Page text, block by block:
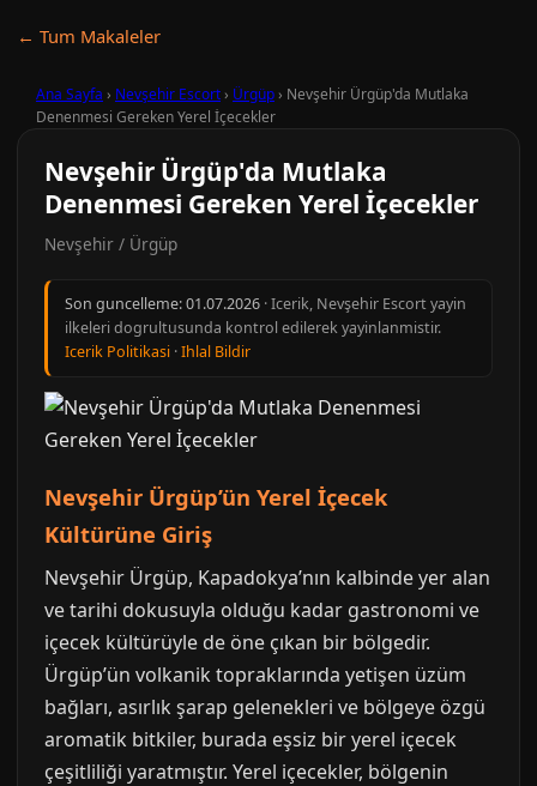
← Tum Makaleler
Ana Sayfa › Nevşehir Escort› Ürgüp› Nevşehir Ürgüp'da Mutlaka
Denenmesi Gereken Yerel İçecekler
Nevşehir Ürgüp'da Mutlaka
Denenmesi Gereken Yerel İçecekler
Nevşehir / Ürgüp
Son guncelleme:01.07.2026 · Icerik, Nevşehir Escort yayin
ilkeleri dogrultusunda kontrol edilerek yayinlanmistir.
Icerik Politikasi ·Ihlal Bildir
Nevşehir Ürgüp’ün Yerel İçecek
Kültürüne Giriş
Nevşehir Ürgüp, Kapadokya’nın kalbinde yer alan
ve tarihi dokusuyla olduğu kadar gastronomi ve
içecek kültürüyle de öne çıkan bir bölgedir.
Ürgüp’ün volkanik topraklarında yetişen üzüm
bağları, asırlık şarap gelenekleri ve bölgeye özgü
aromatik bitkiler, burada eşsiz bir yerel içecek
çeşitliliği yaratmıştır. Yerel içecekler, bölgenin